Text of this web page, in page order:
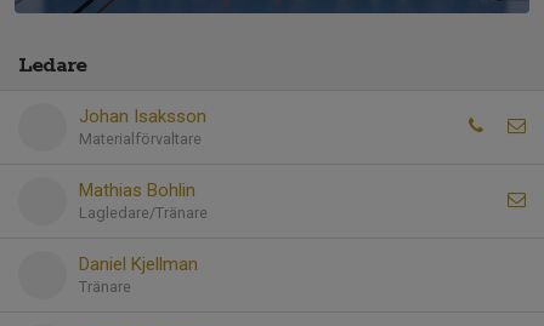
Ledare
Johan Isaksson
Materialförvaltare
Mathias Bohlin
Lagledare/Tränare
Daniel Kjellman
Tränare